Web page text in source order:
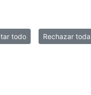
10 resultados.
todo Rechazar